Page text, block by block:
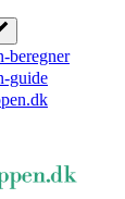
beregner
guide